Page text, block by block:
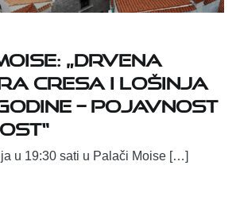
„Drvena
Cresa i Lošinja
– Pojavnost
u 19:30 sati u Palači Moise […]